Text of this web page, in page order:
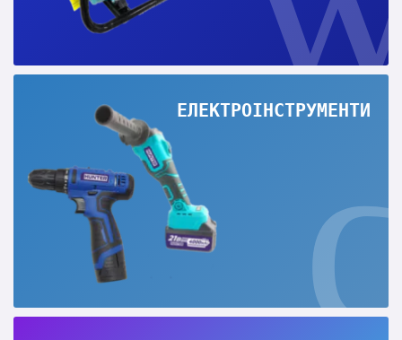
ЕЛЕКТРОІНСТРУМЕНТИ